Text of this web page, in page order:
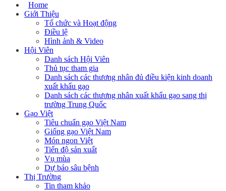
Home
Giới Thiệu
Tổ chức và Hoạt động
Điều lệ
Hình ảnh & Video
Hội Viên
Danh sách Hội Viên
Thủ tục tham gia
Danh sách các thương nhân đủ điều kiện kinh doanh
xuất khẩu gạo
Danh sách các thương nhân xuất khẩu gạo sang thị
trường Trung Quốc
Gạo Việt
Tiêu chuẩn gạo Việt Nam
Giống gạo Việt Nam
Món ngon Việt
Tiến độ sản xuất
Vụ mùa
Dự báo sâu bệnh
Thị Trường
Tin tham khảo